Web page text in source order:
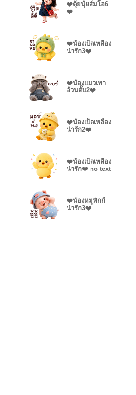
❤️ตุ้ยนุ้ยส้มโอ6
❤️
❤️น้องเป็ดเหลือง
น่ารัก3❤️
❤️น้องแมวเทา
อ้วนตั๊บ2❤️
❤️น้องเป็ดเหลือง
น่ารัก2❤️
❤️น้องเป็ดเหลือง
น่ารัก❤️ no text
❤️น้องหมูพิกกี้
น่ารัก3❤️